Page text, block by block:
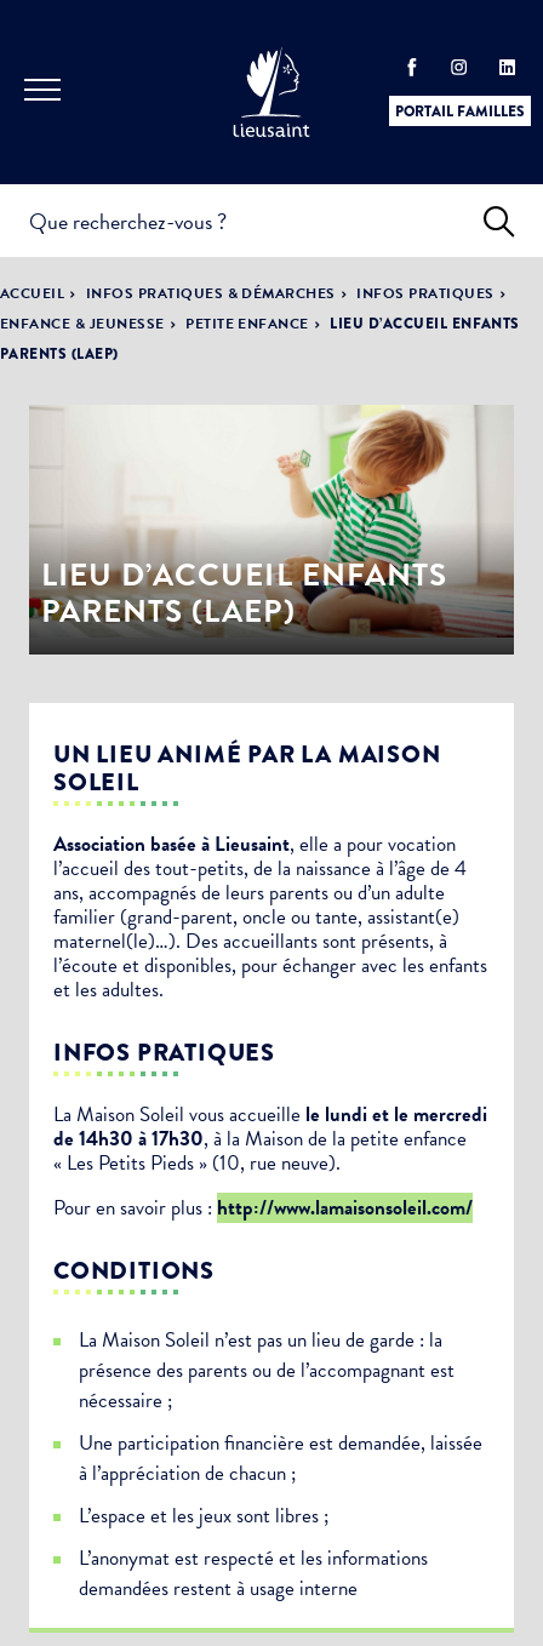
PORTAIL FAMILLES
PRATIQUES &
DÉMARCHES
ACTUALITÉS &
ÉVÈNEMENTS
DÉMOCRATIE
PARTICIPATIVE
ACCUEIL INFOS PRATIQUES & DÉMARCHES
INFOS PRATIQUES
ENFANCE & JEUNESSE
PETITE ENFANCE
LIEU D’ACCUEIL ENFANTS
PARENTS (LAEP)
LIEU D’ACCUEIL ENFANTS
PARENTS (LAEP)
UN LIEU ANIMÉ PAR LA MAISON
SOLEIL
Association basée à Lieusaint, elle a pour vocation
l’accueil des tout-petits, de la naissance à l’âge de 4
ans, accompagnés de leurs parents ou d’un adulte
familier (grand-parent, oncle ou tante, assistant(e)
maternel(le)…). Des accueillants sont présents, à
l’écoute et disponibles, pour échanger avec les enfants
et les adultes.
INFOS PRATIQUES
La Maison Soleil vous accueille le lundi et le mercredi
de 14h30 à 17h30, à la Maison de la petite enfance
« Les Petits Pieds » (10, rue neuve).
Pour en savoir plus : http://www.lamaisonsoleil.com/
CONDITIONS
La Maison Soleil n’est pas un lieu de garde : la
présence des parents ou de l’accompagnant est
nécessaire ;
Une participation financière est demandée, laissée
à l’appréciation de chacun ;
L’espace et les jeux sont libres ;
L’anonymat est respecté et les informations
demandées restent à usage interne